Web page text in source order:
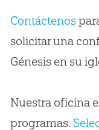
Contáctenos
solicitar una
Génesis en su
Nuestra oficina
programas.